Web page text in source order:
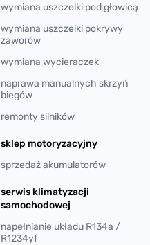
wymiana uszczelki pod głowicą
wymiana uszczelki pokrywy
zaworów
wymiana wycieraczek
naprawa manualnych skrzyń
biegów
remonty silników
sklep motoryzacyjny
sprzedaż akumulatorów
serwis klimatyzacji
samochodowej
napełnianie układu R134a /
R1234yf